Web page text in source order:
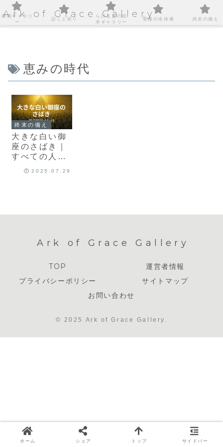
Ark of Grace Gallery
恵みの時代
終末の備え
大きな白い御
座のさばき｜
すべての人が
2025.07.29
Ark of Grace Gallery
TOP
運営者情報
プライバシーポリシー
サイトマップ
お問い合わせ
© 2025 Ark of Grace Gallery.
原画ギャラリ
ー
証しと祈り
らけるまの絵
本ギャラリー
聖書の全体像 終末の備え
ホーム シェア トップ サイドバー